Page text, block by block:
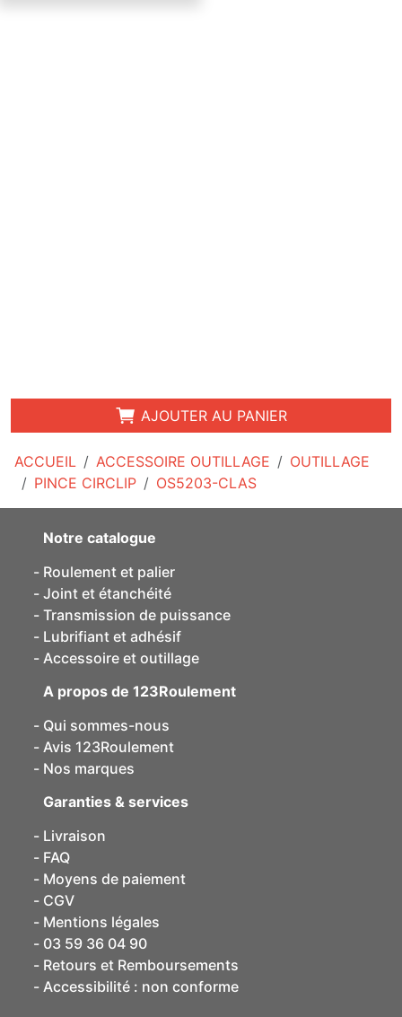
ACCUEIL ACCESSOIRE OUTILLAGE
OUTILLAGE
PINCE CIRCLIP
OS5203-CLAS
AJOUTER AU PANIER
Notre catalogue
Roulement et palier
Joint et étanchéité
Transmission de puissance
Lubrifiant et adhésif
Accessoire et outillage
A propos de 123Roulement
Qui sommes-nous
Avis 123Roulement
Nos marques
Garanties & services
Livraison
FAQ
Moyens de paiement
CGV
Mentions légales
03 59 36 04 90
Retours et Remboursements
Accessibilité : non conforme